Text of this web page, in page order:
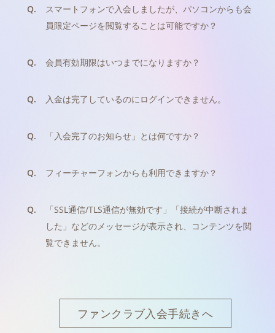
Q.
スマートフォンで入会しましたが、パソコンからも会
員限定ページを閲覧することは可能ですか？
Q. 会員有効期限はいつまでになりますか？
Q. 入金は完了しているのにログインできません。
Q. 「入会完了のお知らせ」とは何ですか？
Q. フィーチャーフォンからも利用できますか？
Q.
「SSL通信/TLS通信が無効です」「接続が中断されま
した」などのメッセージが表示され、コンテンツを閲
覧できません。
ファンクラブ入会手続きへ